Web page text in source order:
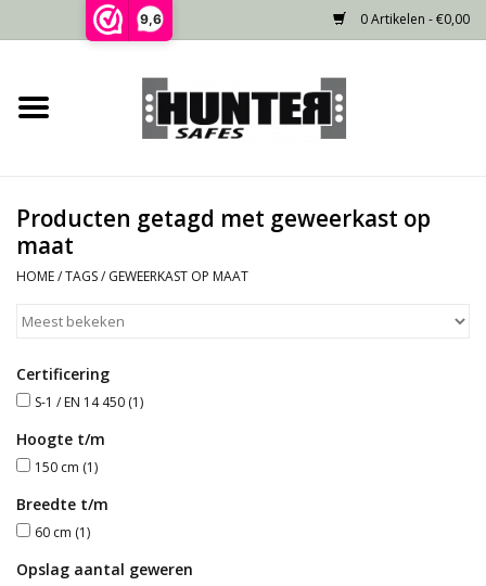
9,6 0 Artikelen - €0,00
Home
Gecertificeerd
Niet gecertificeerd
Recente projecten
Opties
Blog
Producten getagd met geweerkast op
maat
HOME/TAGS/ GEWEERKAST OP MAAT
Certificering
S-1 / EN 14 450 (1)
Hoogte t/m
150 cm (1)
Breedte t/m
60 cm (1)
Opslag aantal geweren